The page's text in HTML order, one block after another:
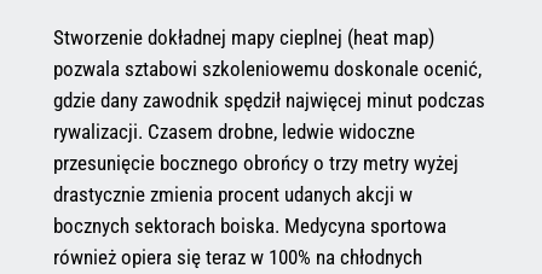
Stworzenie dokładnej mapy cieplnej (heat map)
pozwala sztabowi szkoleniowemu doskonale ocenić,
gdzie dany zawodnik spędził najwięcej minut podczas
rywalizacji. Czasem drobne, ledwie widoczne
przesunięcie bocznego obrońcy o trzy metry wyżej
drastycznie zmienia procent udanych akcji w
bocznych sektorach boiska. Medycyna sportowa
również opiera się teraz w 100% na chłodnych